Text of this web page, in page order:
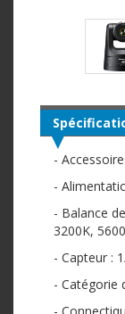
-
-
- Balance
3200K,
- Capteur :
- Catégorie